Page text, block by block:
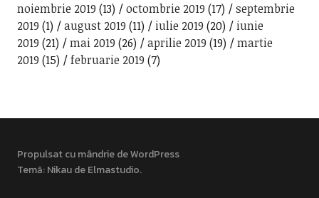
noiembrie 2019 (13) octombrie 2019 (17)
septembrie
2019 (1) august 2019 (11) iulie 2019 (20)
iunie
2019 (21) mai 2019 (26) aprilie 2019 (19)
martie
2019 (15) februarie 2019 (7)
Propulsat cu mândrie de WordPress
Temă: Nikau deElmastudio.